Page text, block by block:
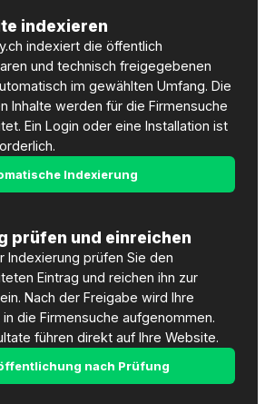
indexieren
indexiert die öffentlich
und technisch freigegebenen
im gewählten Umfang. Die
Inhalte werden für die Firmensuche
Ein Login oder eine Installation ist
Indexierung
prüfen und einreichen
Indexierung prüfen Sie den
Eintrag und reichen ihn zur
Nach der Freigabe wird Ihre
die Firmensuche aufgenommen.
führen direkt auf Ihre Website.
nach Prüfung